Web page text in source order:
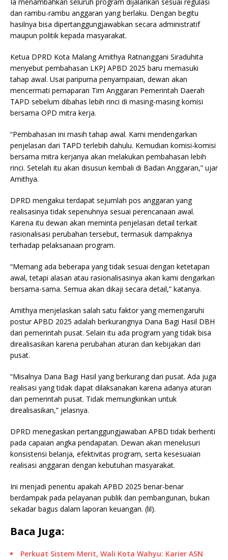
dan rambu-rambu anggaran yang berlaku. Dengan begitu
hasilnya bisa dipertanggungjawabkan secara administratif
maupun politik kepada masyarakat.
Ketua DPRD Kota Malang Amithya Ratnanggani Siraduhita
menyebut pembahasan LKPJ APBD 2025 baru memasuki
tahap awal. Usai paripurna penyampaian, dewan akan
mencermati pemaparan Tim Anggaran Pemerintah Daerah
TAPD sebelum dibahas lebih rinci di masing-masing komisi
bersama OPD mitra kerja.
“Pembahasan ini masih tahap awal. Kami mendengarkan
penjelasan dari TAPD terlebih dahulu. Kemudian komisi-komisi
bersama mitra kerjanya akan melakukan pembahasan lebih
rinci. Setelah itu akan disusun kembali di Badan Anggaran,” ujar
Amithya.
DPRD mengakui terdapat sejumlah pos anggaran yang
realisasinya tidak sepenuhnya sesuai perencanaan awal.
Karena itu dewan akan meminta penjelasan detail terkait
rasionalisasi perubahan tersebut, termasuk dampaknya
terhadap pelaksanaan program.
“Memang ada beberapa yang tidak sesuai dengan ketetapan
awal, tetapi alasan atau rasionalisasinya akan kami dengarkan
bersama-sama. Semua akan dikaji secara detail,” katanya.
Amithya menjelaskan salah satu faktor yang memengaruhi
postur APBD 2025 adalah berkurangnya Dana Bagi Hasil DBH
dari pemerintah pusat. Selain itu ada program yang tidak bisa
direalisasikan karena perubahan aturan dan kebijakan dari
pusat.
“Misalnya Dana Bagi Hasil yang berkurang dari pusat. Ada juga
realisasi yang tidak dapat dilaksanakan karena adanya aturan
dari pemerintah pusat. Tidak memungkinkan untuk
direalisasikan,” jelasnya.
DPRD menegaskan pertanggungjawaban APBD tidak berhenti
pada capaian angka pendapatan. Dewan akan menelusuri
konsistensi belanja, efektivitas program, serta kesesuaian
realisasi anggaran dengan kebutuhan masyarakat.
Ini menjadi penentu apakah APBD 2025 benar-benar
berdampak pada pelayanan publik dan pembangunan, bukan
sekadar bagus dalam laporan keuangan. (lil).
Baca Juga:
Perkuat Sistem Merit, Wali Kota Wahyu: Karier ASN